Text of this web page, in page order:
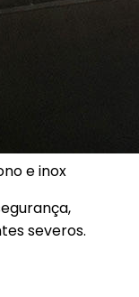
einox
severos.